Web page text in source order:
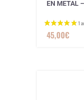
EN METAL
45,00€